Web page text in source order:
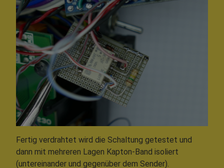
Fertig verdrahtet wird die Schaltung getestet und
dann mit mehreren Lagen Kapton-Band isoliert
(untereinander und gegenüber dem Sender).